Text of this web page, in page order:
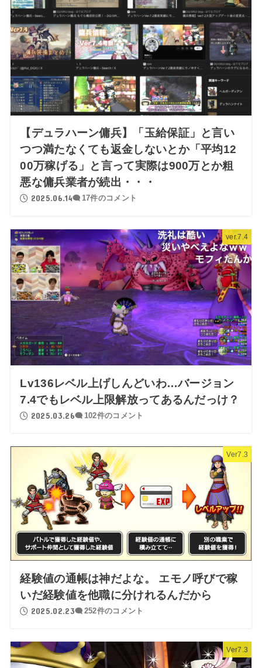
【デュラハーン傭兵】「玉給保証」と言い
つつ満たなくても返金しないとか「平均12
00万稼げる」と言って実際は900万とか粗
悪な傭兵業者が続出・・・
2025.06.14 17件のコメント
ver.7.4
Lv136レベル上げしんどいわ…バージョン
7.4でもレベル上限解放ってあるんだっけ？
2025.03.26 102件のコメント
Ver7.3
経験値の通帳は神だよな。 エモノ呼びで稼
いだ経験値を他職に分けれるんだから
2025.02.23 252件のコメント
Ver7.3